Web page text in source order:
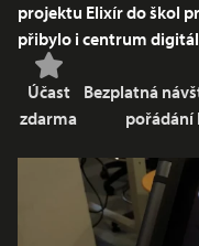
projektu Elixír do škol
přibylo i centrum
Účast
zdarma
Bezplatná
pořádání